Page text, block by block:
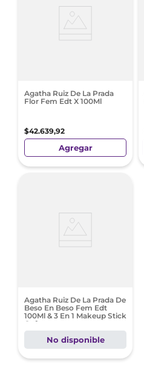
Agatha Ruiz De La Prada
Flor Fem Edt X 100Ml
$42.639,92
Agregar
Agatha Ruiz De La Prada De
Beso En Beso Fem Edt
100Ml & 3 En 1 Makeup Stick
Cofre
No disponible